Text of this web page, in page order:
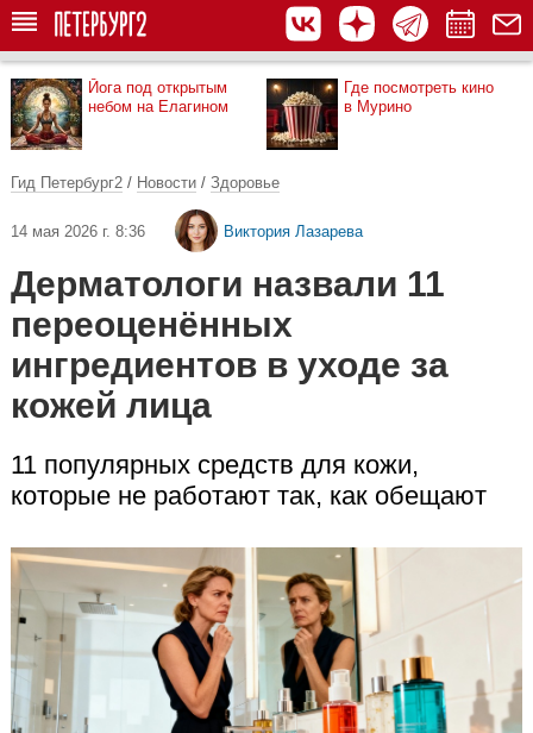
Йога под открытым
небом на Елагином
Где посмотреть кино
в Мурино
Гид Петербург2 / Новости / Здоровье
14 мая 2026 г. 8:36 Виктория Лазарева
Дерматологи назвали 11
переоценённых
ингредиентов в уходе за
кожей лица
11 популярных средств для кожи,
которые не работают так, как обещают